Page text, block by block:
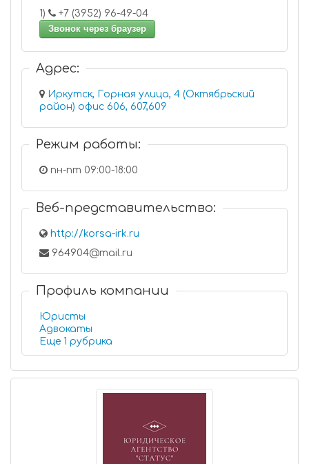
1)
+7 (3952) 96-49-04
Звонок через браузер
Адрес:
Иркутск, Горная улица, 4 (Октябрьский
район) офис 606, 607,609
Режим работы:
пн-пт 09:00-18:00
Веб-представительство:
http://korsa-irk.ru
964904@mail.ru
Профиль компании
Юристы
Адвокаты
Еще 1 рубрика